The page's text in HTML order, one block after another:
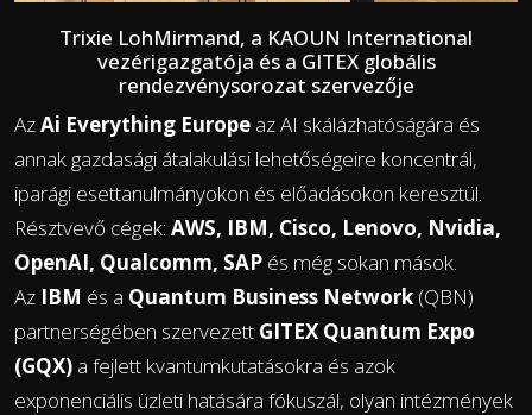
Trixie LohMirmand, a KAOUN International
vezérigazgatója és a GITEX globális
rendezvénysorozat szervezője
AzAi Everything Europe az AI skálázhatóságára és
annak gazdasági átalakulási lehetőségeire koncentrál,
iparági esettanulmányokon és előadásokon keresztül.
Résztvevő cégek: AWS, IBM, Cisco, Lenovo, Nvidia,
OpenAI, Qualcomm, SAP és még sokan mások.
Az IBM és a Quantum Business Network (QBN)
partnerségében szervezett GITEX Quantum Expo
(GQX) a fejlett kvantumkutatásokra és azok
exponenciális üzleti hatására fókuszál, olyan intézmények